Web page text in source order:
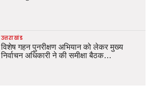
उत्तराखंड
विशेष गहन पुनरीक्षण अभियान को लेकर मुख्य
निर्वाचन अधिकारी ने की समीक्षा बैठक…